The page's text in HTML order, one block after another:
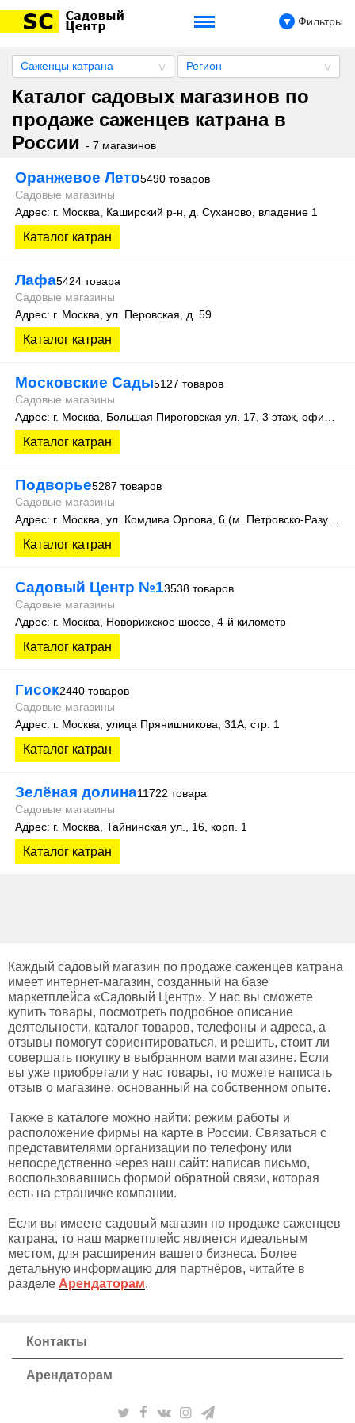
Фильтры
Саженцы катрана Регион
Каталог садовых магазинов по
продаже саженцев катрана в
России - 7 магазинов
Оранжевое Лето5490 товаров
Садовые магазины
Адрес: г. Москва, Каширский р-н, д. Суханово, владение 1
Каталог катран
Лафа5424 товара
Садовые магазины
Адрес: г. Москва, ул. Перовская, д. 59
Каталог катран
Московские Сады5127 товаров
Садовые магазины
Каталог катран
Подворье5287 товаров
Садовые магазины
Каталог катран
Садовый Центр №13538 товаров
Садовые магазины
Адрес: г. Москва, Новорижское шоссе, 4-й километр
Каталог катран
Гисок2440 товаров
Садовые магазины
Адрес: г. Москва, улица Прянишникова, 31А, стр. 1
Каталог катран
Зелёная долина11722 товара
Садовые магазины
Адрес: г. Москва, Тайнинская ул., 16, корп. 1
Каталог катран
Каждый садовый магазин по продаже саженцев катрана
имеет интернет-магазин, созданный на базе
маркетплейса «Садовый Центр». У нас вы сможете
купить товары, посмотреть подробное описание
деятельности, каталог товаров, телефоны и адреса, а
отзывы помогут сориентироваться, и решить, стоит ли
совершать покупку в выбранном вами магазине. Если
вы уже приобретали у нас товары, то можете написать
отзыв о магазине, основанный на собственном опыте.
Также в каталоге можно найти: режим работы и
расположение фирмы на карте в России. Связаться с
представителями организации по телефону или
непосредственно через наш сайт: написав письмо,
воспользовавшись формой обратной связи, которая
есть на страничке компании.
Если вы имеете садовый магазин по продаже саженцев
катрана, то наш маркетплейс является идеальным
местом, для расширения вашего бизнеса. Более
детальную информацию для партнёров, читайте в
разделе Арендаторам.
Контакты
Арендаторам